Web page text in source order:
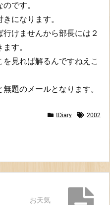
です。
になります。
けませんから部長には２
す。
見れば解るんですねえこ
題のメールとなります。
tDiary 2002
お天気